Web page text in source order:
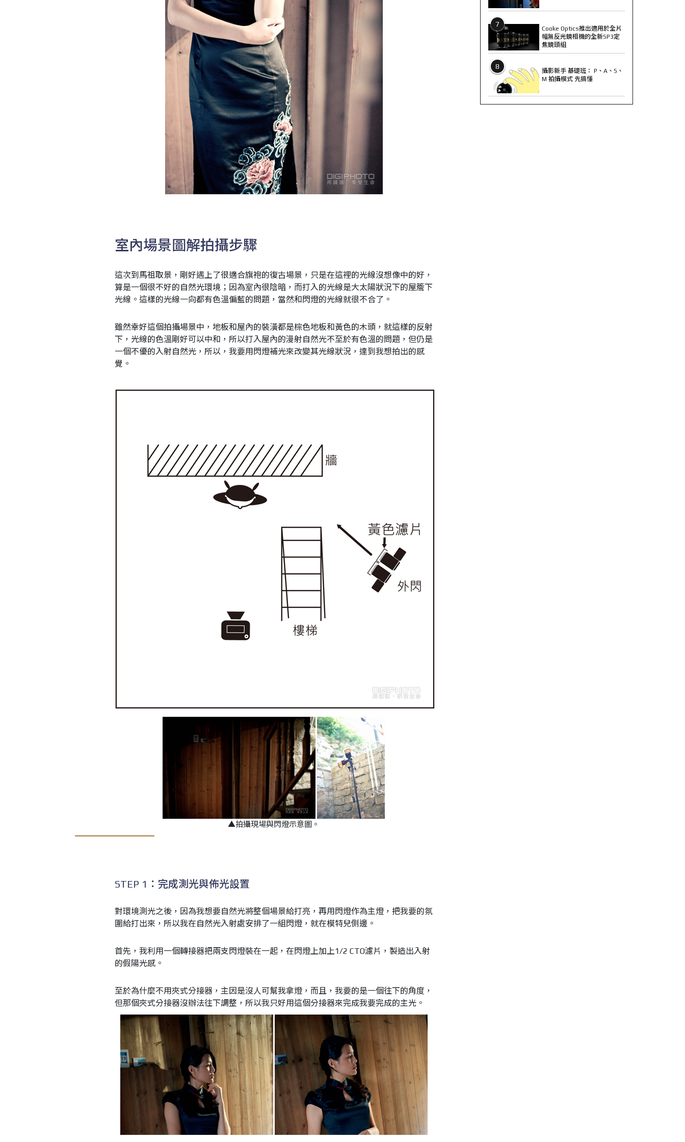
室內場景圖解拍攝步驟
這次到馬祖取景，剛好遇上了很適合旗袍的復古場景，只是在這裡的光線沒想像中的好，
算是一個很不好的自然光環境；因為室內很陰暗，而打入的光線是大太陽狀況下的屋簷下
光線。這樣的光線一向都有色溫偏藍的問題，當然和閃燈的光線就很不合了。
雖然幸好這個拍攝場景中，地板和屋內的裝潢都是棕色地板和黃色的木頭，就這樣的反射
下，光線的色溫剛好可以中和，所以打入屋內的漫射自然光不至於有色溫的問題，但仍是
一個不優的入射自然光，所以，我要用閃燈補光來改變其光線狀況，達到我想拍出的感
覺。
▲拍攝現場與閃燈示意圖。
STEP 1：完成測光與佈光設置
對環境測光之後，因為我想要自然光將整個場景給打亮，再用閃燈作為主燈，把我要的氛
圍給打出來，所以我在自然光入射處安排了一組閃燈，就在模特兒側邊。
首先，我利用一個轉接器把兩支閃燈裝在一起，在閃燈上加上1/2 CTO濾片，製造出入射
的假陽光感。
至於為什麼不用夾式分接器，主因是沒人可幫我拿燈，而且，我要的是一個往下的角度，
但那個夾式分接器沒辦法往下調整，所以我只好用這個分接器來完成我要完成的主光。
7
Cooke Optics推出適用於全片
幅無反光鏡相機的全新SP3定
焦鏡頭組
8
攝影新手 基礎班： P、A、S、
M 拍攝模式 先搞懂